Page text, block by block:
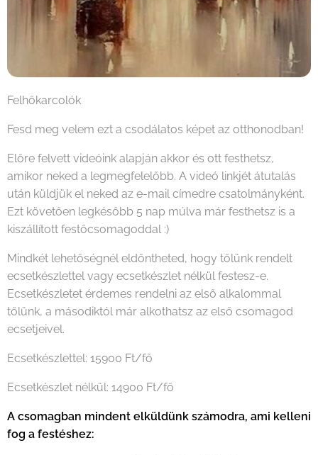
Felhőkarcolók
Fesd meg velem ezt a csodálatos képet az otthonodban!
Előre felvett videóink alapján akkor és ott festhetsz,
amikor neked a legmegfelelőbb. A videó linkjét átutalás
után küldjük el neked az e-mail címedre csatolmányként.
Ezt követően legkésőbb 5 nap múlva már festhetsz is a
kiszállított festőcsomagoddal :)
Mindkét lehetőségnél eldöntheted, hogy tőlünk rendelt
ecsetkészlettel vagy ecsetkészlet nélkül festesz-e.
Ecsetkészletet érdemes rendelni az első alkalommal
tőlünk, a másodiktól már alkothatsz az első csomagod
ecsetjeivel.
Ecsetkészlettel: 15900 Ft/fő
Ecsetkészlet nélkül: 14900 Ft/fő
A csomagban mindent elküldünk számodra, ami kelleni
fog a festéshez: